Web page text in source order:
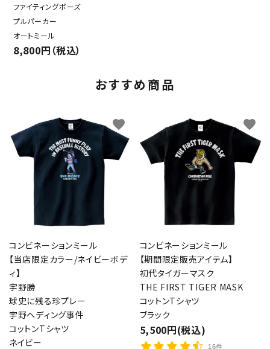
ファイティングポーズ
プルパーカー
オートミール
8,800円（税込）
おすすめ商品
コンビネーションミール
【当店限定カラー/ネイビーボデ
ィ】
宇野勝
球史に残る珍プレー
宇野ヘディング事件
コットンTシャツ
ネイビー
favorite
コンビネーションミール
【期間限定販売アイテム】
初代タイガーマスク
THE FIRST TIGER MASK
コットンTシャツ
ブラック
5,500円(税込)
16件
favorite